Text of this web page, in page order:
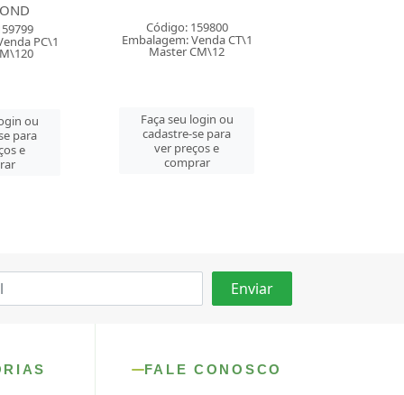
CT\1
ou
para
e
Código: 162713
Embalagem: Venda DP\12
Master CM\72
Faça seu login ou
cadastre-se para
ver preços e
comprar
FALE CONOSCO